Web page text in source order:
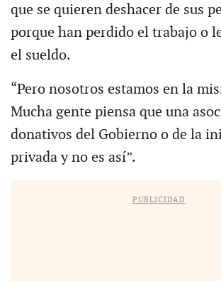
que se quieren deshacer de sus
porque han perdido el trabajo o
el sueldo.
“Pero nosotros estamos en la
Mucha gente piensa que una
donativos del Gobierno o de la
privada y no es así”.
PUBLICIDAD